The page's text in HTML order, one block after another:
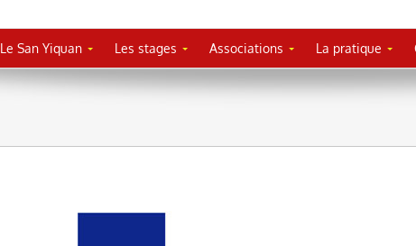
Le San Yiquan Les stages Associations La pratique